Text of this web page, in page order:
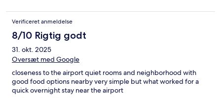
Verificeret anmeldelse
8/10 Rigtig godt
31. okt. 2025
Oversæt med Google
closeness to the airport quiet rooms and neighborhood with
good food options nearby very simple but what worked for a
quick overnight stay near the airport